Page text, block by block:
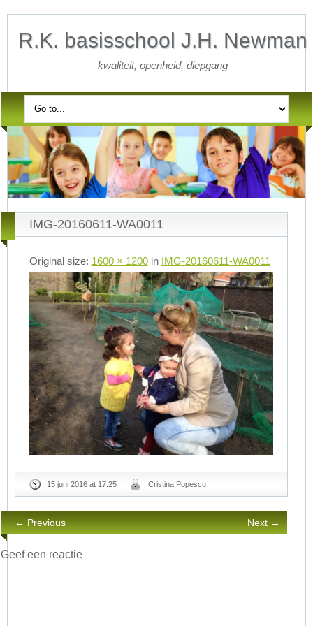
R.K. basisschool J.H. Newman
kwaliteit, openheid, diepgang
IMG-20160611-WA0011
Original size: 1600 × 1200in IMG-20160611-WA0011
15 juni 2016 at 17:25 Cristina Popescu
← Previous Next →
Geef een reactie